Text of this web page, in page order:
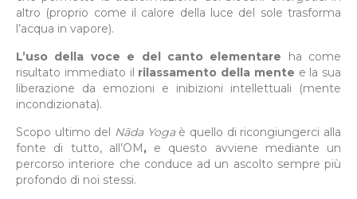
altro (proprio come il calore della luce del sole trasforma
l’acqua in vapore).
L’uso della voce e del canto elementare ha come
risultato immediato il rilassamento della mente e la sua
liberazione da emozioni e inibizioni intellettuali (mente
incondizionata).
Scopo ultimo del Nāda Yogaè quello di ricongiungerci alla
fonte di tutto, all’OM, e questo avviene mediante un
percorso interiore che conduce ad un ascolto sempre più
profondo di noi stessi.